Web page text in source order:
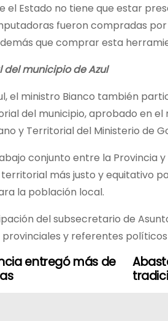
el Estado no tiene que estar
fueron compradas
que comprar esta
municipio de Azul
el ministro Bianco también
del municipio, aprobado en
y Territorial del Ministerio de
conjunto entre la Provincia
más justo y equitativo
la población local.
del subsecretario de
y referentes
entregó más de